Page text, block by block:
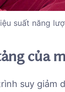
suất năng
của
suy giảm